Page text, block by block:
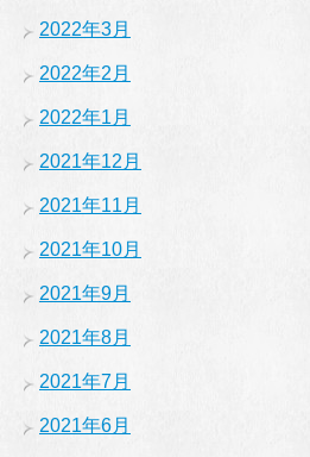
2022年3月
2022年2月
2022年1月
2021年12月
2021年11月
2021年10月
2021年9月
2021年8月
2021年7月
2021年6月